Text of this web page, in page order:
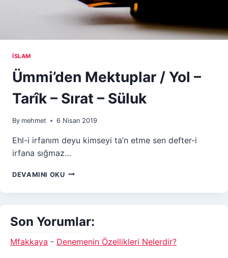
İSLAM
Ümmi’den Mektuplar / Yol –
Tarîk – Sırat – Süluk
By mehmet 6 Nisan 2019
Ehl-i irfanım deyu kimseyi ta’n etme sen defter-i
irfana sığmaz…
DEVAMINI OKU ÜMMI’DEN
/
TARÎK
SIRAT
Son Yorumlar:
Mfakkaya - Denemenin Özellikleri Nelerdir?